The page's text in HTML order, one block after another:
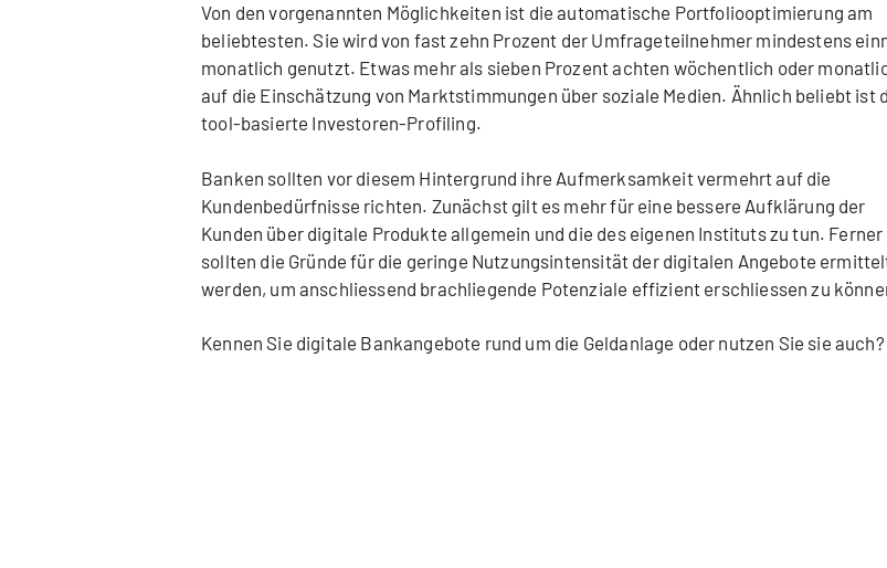
Von den vorgenannten Möglichkeiten ist die automatische Portfoliooptimierung am
beliebtesten. Sie wird von fast zehn Prozent der Umfrageteilnehmer mindestens
monatlich genutzt. Etwas mehr als sieben Prozent achten wöchentlich oder
auf die Einschätzung von Marktstimmungen über soziale Medien. Ähnlich beliebt ist
tool-basierte Investoren-Profiling.
Banken sollten vor diesem Hintergrund ihre Aufmerksamkeit vermehrt auf die
Kundenbedürfnisse richten. Zunächst gilt es mehr für eine bessere Aufklärung der
Kunden über digitale Produkte allgemein und die des eigenen Instituts zu tun. Ferner
sollten die Gründe für die geringe Nutzungsintensität der digitalen Angebote
werden, um anschliessend brachliegende Potenziale effizient erschliessen zu
Kennen Sie digitale Bankangebote rund um die Geldanlage oder nutzen Sie sie auch?